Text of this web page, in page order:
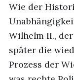
Wie der
Wilhelm II.,
später die
Prozess der